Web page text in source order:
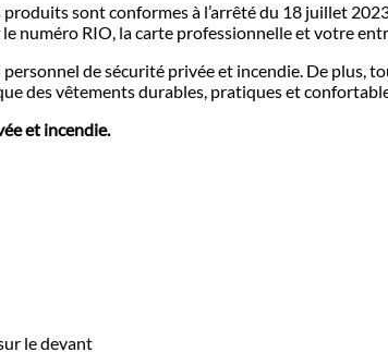
sont conformes à l’arrêté du 18 juillet
numéro RIO, la carte professionnelle et votre
de sécurité privée et incendie. De plus,
des vêtements durables, pratiques et
et incendie.
le devant